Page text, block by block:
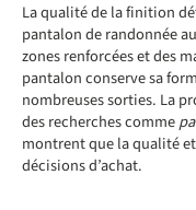
La qualité de la finition
pantalon de randonnée
zones renforcées et des
pantalon conserve sa
nombreuses sorties. La
des recherches comme
montrent que la qualité
décisions d’achat.